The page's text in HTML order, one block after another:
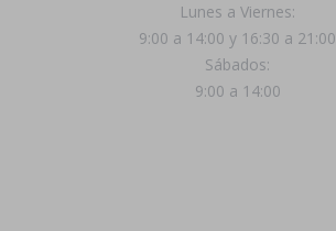
Lunes a Viernes:
9:00 a 14:00 y 16:30 a 21:00
Sábados:
9:00 a 14:00